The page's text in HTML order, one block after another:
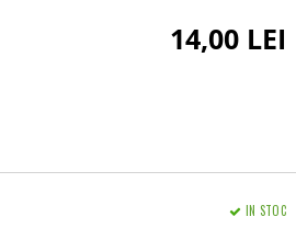
14,00 LEI
IN STOC